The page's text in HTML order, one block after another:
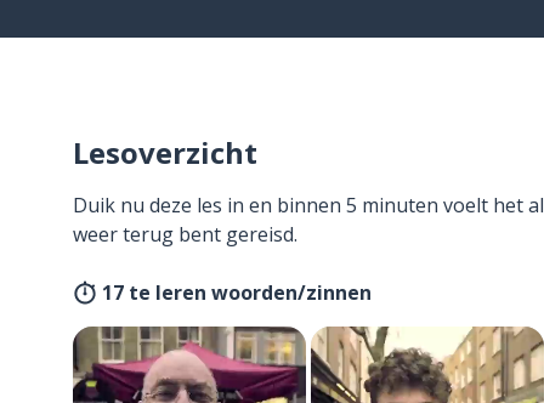
Lesoverzicht
Duik nu deze les in en binnen 5 minuten voelt het
weer terug bent gereisd.
17 te leren woorden/zinnen